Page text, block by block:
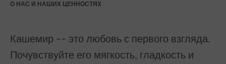
О НАС И НАШИХ ЦЕННОСТЯХ
Кашемир -- это любовь с первого взгляда.
Почувствуйте его мягкость, гладкость и